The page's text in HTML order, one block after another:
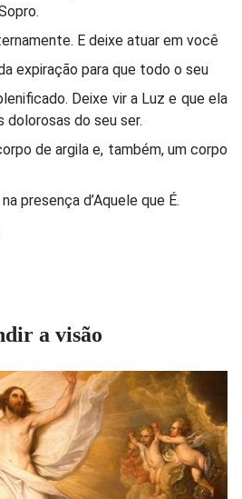
E deixe atuar em você
expiração para que todo o seu
Deixe vir a Luz e que ela
dolorosas do seu ser.
de argila e, também, um corpo
presença d’Aquele que É.
a visão